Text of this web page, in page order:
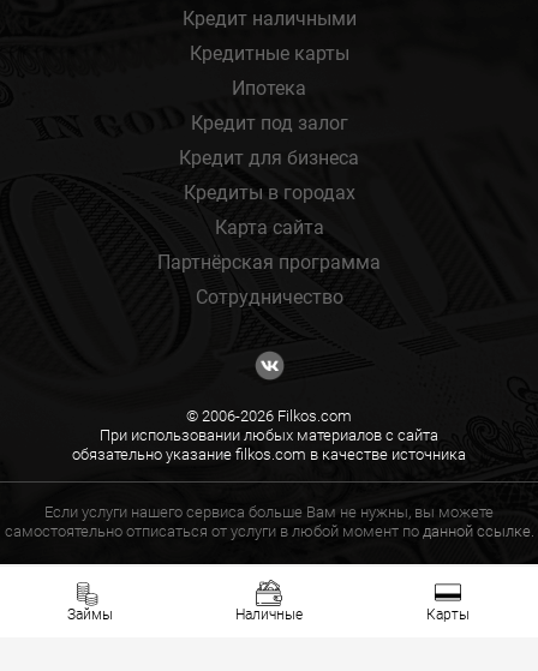
Займы Наличные Карты
Кредит наличными
Кредитные карты
Ипотека
Кредит под залог
Кредит для бизнеса
Кредиты в городах
Карта сайта
Партнёрская программа
Сотрудничество
© 2006-2026 Filkos.com
При использовании любых материалов с сайта
обязательно указание filkos.com в качестве источника
Если услуги нашего сервиса больше Вам не нужны, вы можете
самостоятельно отписаться от услуги в любой момент по данной ссылке.